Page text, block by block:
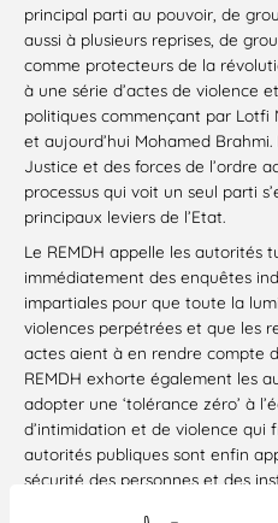
principal parti au pouvoir, de
aussi à plusieurs reprises, de
comme protecteurs de la
à une série d’actes de violence
politiques commençant par Lotfi
et aujourd’hui Mohamed Brahmi.
Justice et des forces de l’ordre
processus qui voit un seul parti
principaux leviers de l’Etat.
Le REMDH appelle les autorités
immédiatement des enquêtes
impartiales pour que toute la
violences perpétrées et que les
actes aient à en rendre compte
REMDH exhorte également les
adopter une ‘tolérance zéro’ à
d’intimidation et de violence qui
autorités publiques sont enfin
sécurité des personnes et des